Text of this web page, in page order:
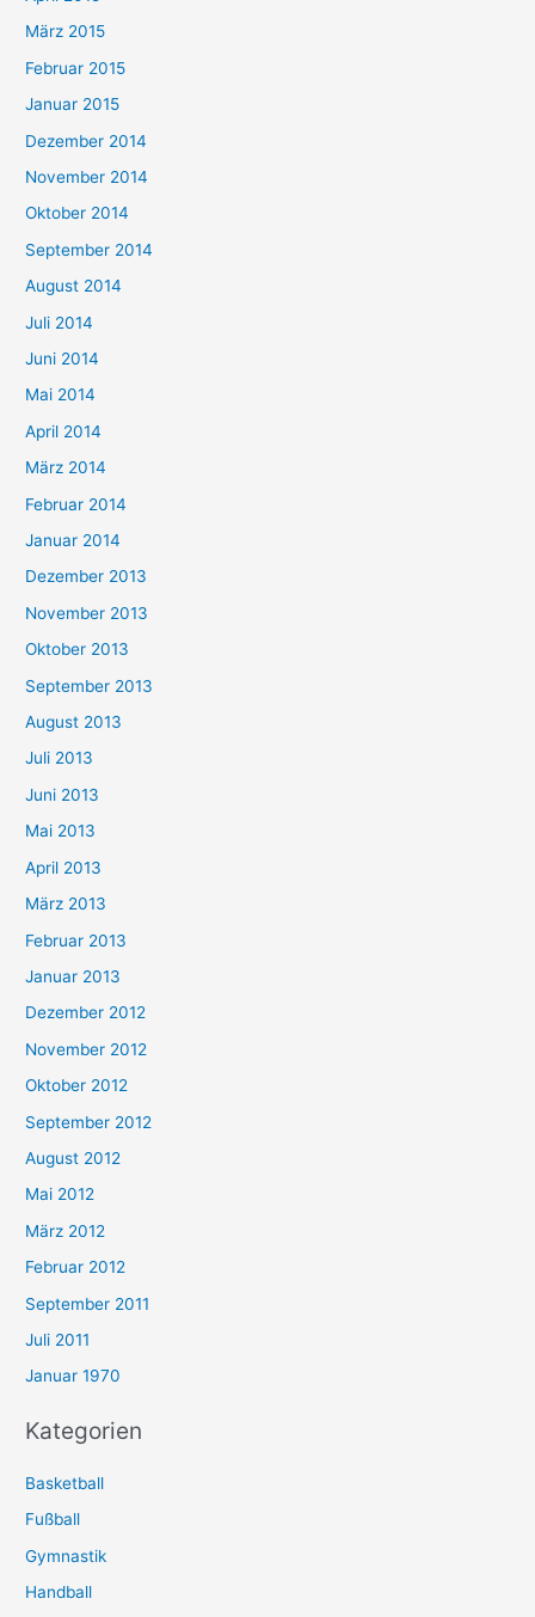
März 2015
Februar 2015
Januar 2015
Dezember 2014
November 2014
Oktober 2014
September 2014
August 2014
Juli 2014
Juni 2014
Mai 2014
April 2014
März 2014
Februar 2014
Januar 2014
Dezember 2013
November 2013
Oktober 2013
September 2013
August 2013
Juli 2013
Juni 2013
Mai 2013
April 2013
März 2013
Februar 2013
Januar 2013
Dezember 2012
November 2012
Oktober 2012
September 2012
August 2012
Mai 2012
März 2012
Februar 2012
September 2011
Juli 2011
Januar 1970
Kategorien
Basketball
Fußball
Gymnastik
Handball